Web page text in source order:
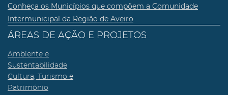
Conheça os Municípios que compõem a Comunidade
Intermunicipal da Região de Aveiro
ÁREAS DE AÇÃO E PROJETOS
Ambiente e
Sustentabilidade
Cultura, Turismo e
Património